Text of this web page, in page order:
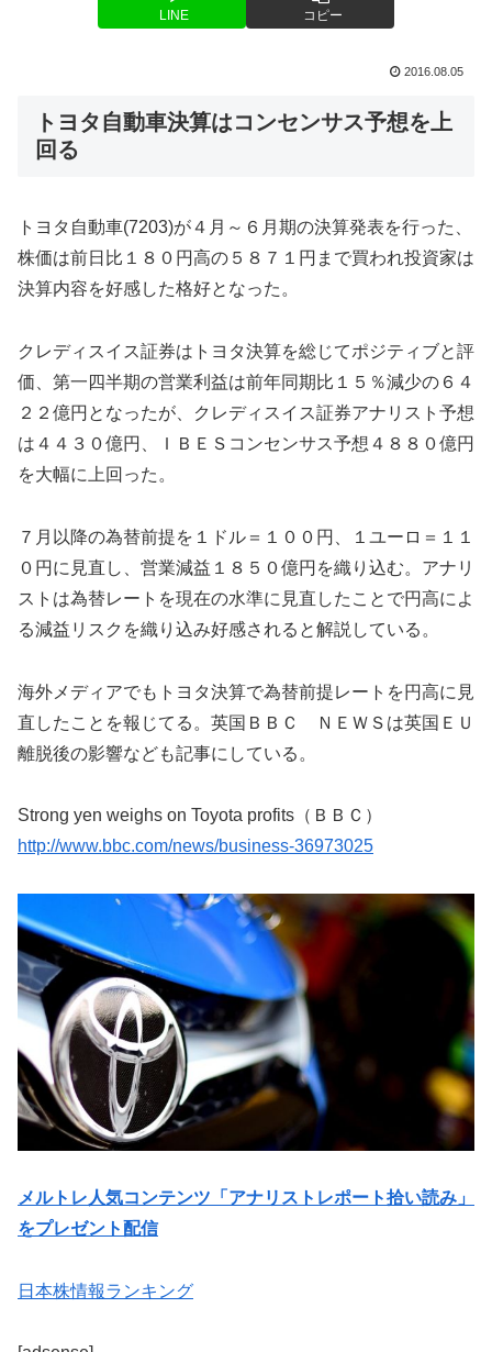
LINE コピー
2016.08.05
トヨタ自動車決算はコンセンサス予想を上
回る
トヨタ自動車(7203)が４月～６月期の決算発表を行った、
株価は前日比１８０円高の５８７１円まで買われ投資家は
決算内容を好感した格好となった。
クレディスイス証券はトヨタ決算を総じてポジティブと評
価、第一四半期の営業利益は前年同期比１５％減少の６４
２２億円となったが、クレディスイス証券アナリスト予想
は４４３０億円、ＩＢＥＳコンセンサス予想４８８０億円
を大幅に上回った。
７月以降の為替前提を１ドル＝１００円、１ユーロ＝１１
０円に見直し、営業減益１８５０億円を織り込む。アナリ
ストは為替レートを現在の水準に見直したことで円高によ
る減益リスクを織り込み好感されると解説している。
海外メディアでもトヨタ決算で為替前提レートを円高に見
直したことを報じてる。英国ＢＢＣ ＮＥＷＳは英国ＥＵ
離脱後の影響なども記事にしている。
Strong yen weighs on Toyota profits（ＢＢＣ）
http://www.bbc.com/news/business-36973025
メルトレ人気コンテンツ「アナリストレポート拾い読み」
をプレゼント配信
日本株情報ランキング